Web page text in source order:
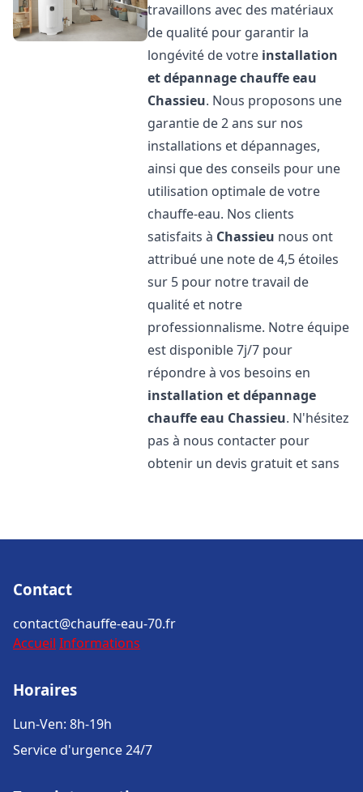
travaillons avec des matériaux
de qualité pour garantir la
longévité de votre installation
et dépannage chauffe eau
Chassieu. Nous proposons une
garantie de 2 ans sur nos
installations et dépannages,
ainsi que des conseils pour une
utilisation optimale de votre
chauffe-eau. Nos clients
satisfaits à Chassieu nous ont
attribué une note de 4,5 étoiles
sur 5 pour notre travail de
qualité et notre
professionnalisme. Notre équipe
est disponible 7j/7 pour
répondre à vos besoins en
installation et dépannage
chauffe eau Chassieu. N'hésitez
pas à nous contacter pour
obtenir un devis gratuit et sans
Contact
contact@chauffe-eau-70.fr
Accueil Informations
Horaires
Lun-Ven: 8h-19h
Service d'urgence 24/7